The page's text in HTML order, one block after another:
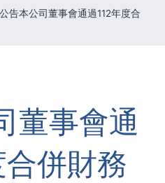
公告本公司董事會通過112年度合
董事會通
併財務